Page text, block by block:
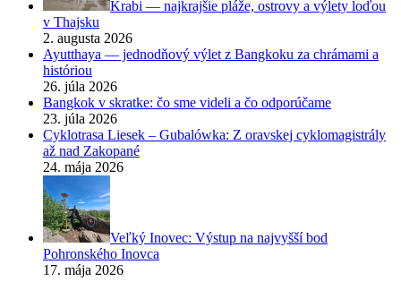
Krabi — najkrajšie pláže, ostrovy a výlety loďou
v Thajsku
2. augusta 2026
Ayutthaya — jednodňový výlet z Bangkoku za chrámami a
históriou
26. júla 2026
Bangkok v skratke: čo sme videli a čo odporúčame
23. júla 2026
Cyklotrasa Liesek – Gubalówka: Z oravskej cyklomagistrály
až nad Zakopané
24. mája 2026
Veľký Inovec: Výstup na najvyšší bod
Pohronského Inovca
17. mája 2026